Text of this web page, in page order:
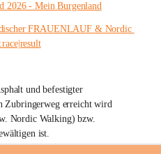
2026 - Mein Burgenland
FRAUENLAUF & Nordic
und befestigter
Zubringerweg erreicht wird
Nordic Walking) bzw.
ist.